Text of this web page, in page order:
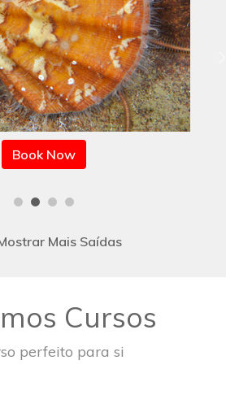
Book Now
Mais Saídas
Cursos
perfeito para si